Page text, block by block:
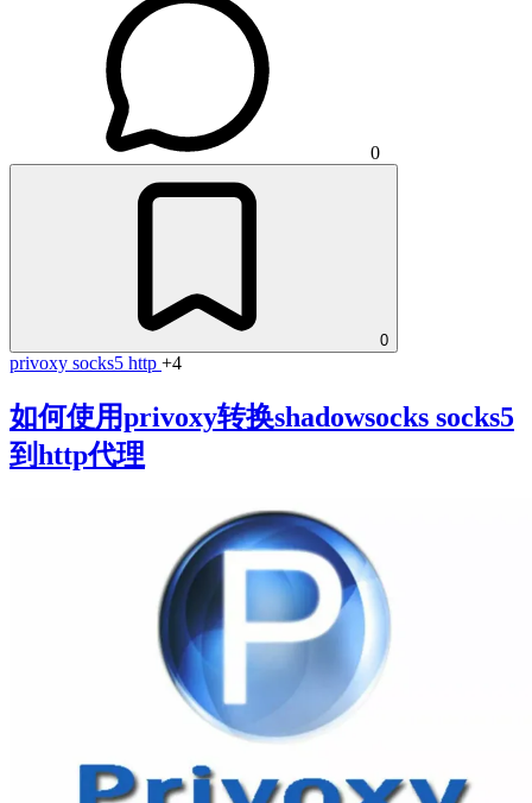
0
0
privoxy socks5 http +4
如何使用privoxy转换shadowsocks socks5
到http代理